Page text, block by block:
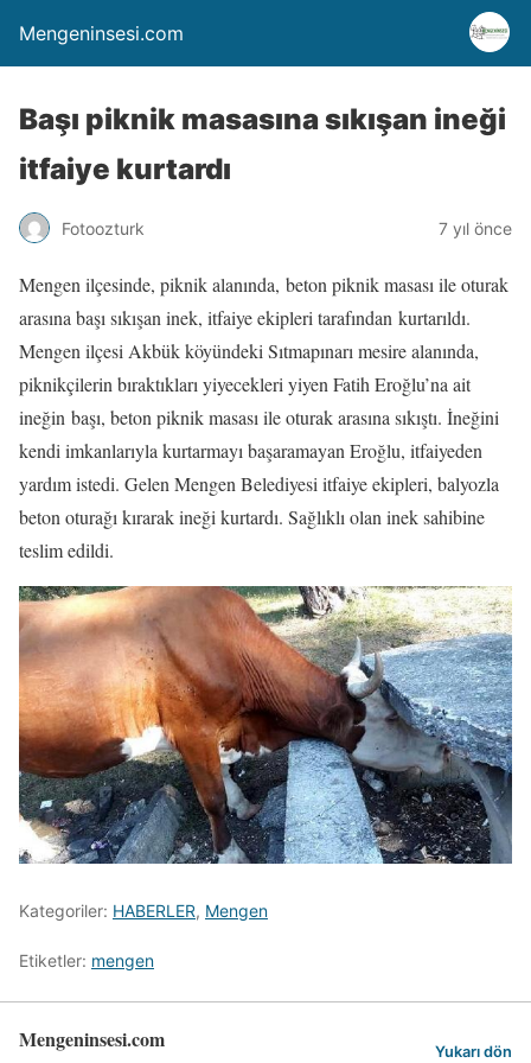
Mengeninsesi.com
Başı piknik masasına sıkışan ineği
itfaiye kurtardı
Fotoozturk 7 yıl önce
Mengen ilçesinde, piknik alanında, beton piknik masası ile oturak
arasına başı sıkışan inek, itfaiye ekipleri tarafından kurtarıldı.
Mengen ilçesi Akbük köyündeki Sıtmapınarı mesire alanında,
piknikçilerin bıraktıkları yiyecekleri yiyen Fatih Eroğlu’na ait
ineğin başı, beton piknik masası ile oturak arasına sıkıştı. İneğini
kendi imkanlarıyla kurtarmayı başaramayan Eroğlu, itfaiyeden
yardım istedi. Gelen Mengen Belediyesi itfaiye ekipleri, balyozla
beton oturağı kırarak ineği kurtardı. Sağlıklı olan inek sahibine
teslim edildi.
Kategoriler: HABERLER, Mengen
Etiketler: mengen
Mengeninsesi.com Yukarı dön